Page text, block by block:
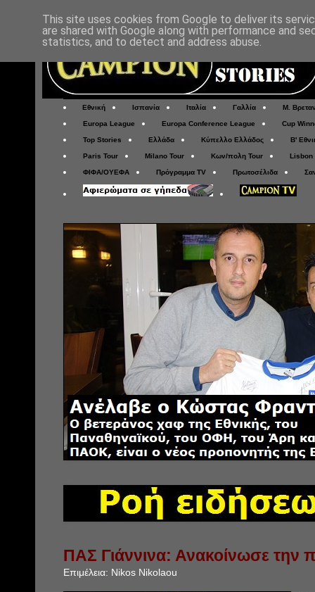
Εθνική Ισπανία Ιταλία Γαλλία Μ.
Europa League Europa Conference League Cup
Top Stories Ελλάδα Κύπελλο Ελλάδος Β'
Paris Tour Milano Tour Κων/πολη Tour Lisbon
ΦΙΦΑ/ΟΥΕΦΑ Πρόγραμμα TV Πρωτοσέλιδα
ΠΑΣ Γιάννινα: Ανακοίνωσε την
Επιμέλεια: Nikos Nikolaou
This site uses cookies from Google to deliver its
are shared with Google along with performance and
statistics, and to detect and address abuse.